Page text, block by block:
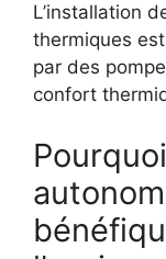
L’installation
thermiques
par des
confort